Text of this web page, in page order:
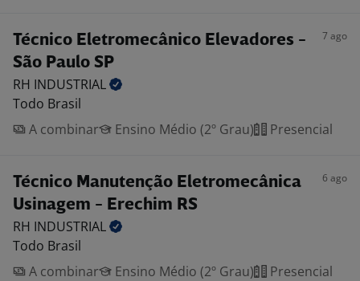
Técnico Eletromecânico Elevadores -
São Paulo SP
7 ago
RH INDUSTRIAL
Todo Brasil
A combinar
Ensino Médio (2º Grau) Presencial
Técnico Manutenção Eletromecânica
Usinagem - Erechim RS
6 ago
RH INDUSTRIAL
Todo Brasil
A combinar
Ensino Médio (2º Grau) Presencial